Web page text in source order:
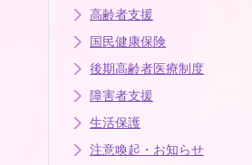
高齢者支援
国民健康保険
後期高齢者医療制度
障害者支援
生活保護
注意喚起・お知らせ